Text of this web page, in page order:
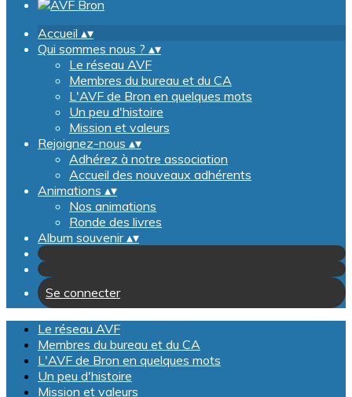
Accueil ▴▾
Qui sommes nous ? ▴▾
Le réseau AVF
Membres du bureau et du CA
L'AVF de Bron en quelques mots
Un peu d'histoire
Mission et valeurs
Rejoignez-nous ▴▾
Adhérez à notre association
Accueil des nouveaux adhérents
Animations ▴▾
Nos animations
Ronde des livres
Album souvenir▴▾
Se connecter
Le réseau AVF
Membres du bureau et du CA
L'AVF de Bron en quelques mots
Un peu d'histoire
Mission et valeurs